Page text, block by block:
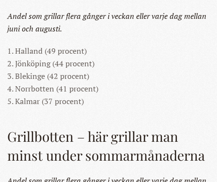
Andel som grillar flera gånger i veckan eller varje dag mellan
juni och augusti.
1. Halland (49 procent)
2. Jönköping (44 procent)
3. Blekinge (42 procent)
4. Norrbotten (41 procent)
5. Kalmar (37 procent)
Grillbotten – här grillar man
minst under sommarmånaderna